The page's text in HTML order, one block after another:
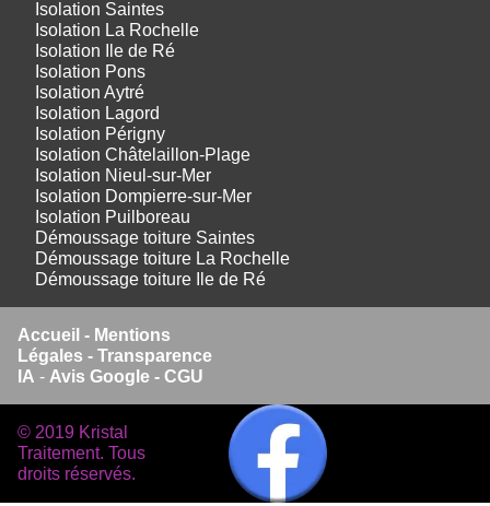
Isolation Saintes
Isolation La Rochelle
Isolation Ile de Ré
Isolation Pons
Isolation Aytré
Isolation Lagord
Isolation Périgny
Isolation Châtelaillon-Plage
Isolation Nieul-sur-Mer
Isolation Dompierre-sur-Mer
Isolation Puilboreau
Démoussage toiture Saintes
Démoussage toiture La Rochelle
Démoussage toiture Ile de Ré
Accueil - Mentions
Légales - Transparence
IA - Avis Google - CGU
© 2019 Kristal
Traitement. Tous
droits réservés.